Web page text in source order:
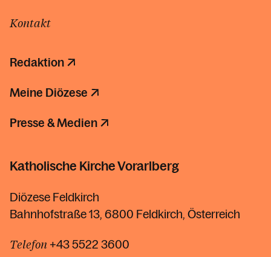
Kontakt
Redaktion
Meine Diözese
Presse & Medien
Katholische Kirche Vorarlberg
Diözese Feldkirch
Bahnhofstraße 13, 6800 Feldkirch, Österreich
Telefon +43 5522 3600